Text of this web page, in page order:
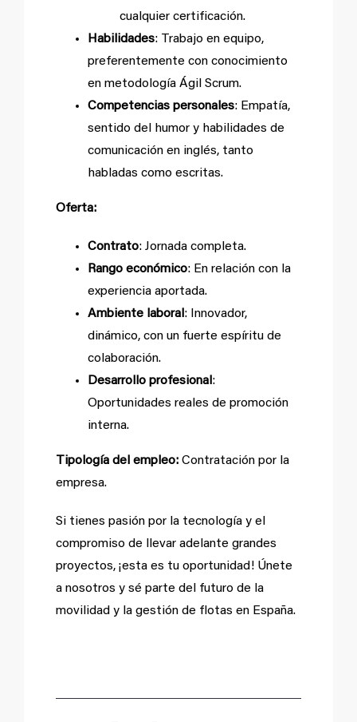
cualquier certificación.
Habilidades: Trabajo en equipo,
preferentemente con conocimiento
en metodología Ágil Scrum.
Competencias personales: Empatía,
sentido del humor y habilidades de
comunicación en inglés, tanto
habladas como escritas.
Oferta:
Contrato: Jornada completa.
Rango económico: En relación con la
experiencia aportada.
Ambiente laboral : Innovador,
dinámico, con un fuerte espíritu de
colaboración.
Desarrollo profesional :
Oportunidades reales de promoción
interna.
Tipología del empleo:Contratación por la
empresa.
Si tienes pasión por la tecnología y el
compromiso de llevar adelante grandes
proyectos, ¡esta es tu oportunidad! Únete
a nosotros y sé parte del futuro de la
movilidad y la gestión de flotas en España.